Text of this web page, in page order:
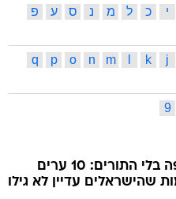
י כ ל מ נ ס ע
פ
j
k
m
n
o
p
q
9
אירופה בלי התורים: 10 ערים
שהישראלים עדיין לא גילו